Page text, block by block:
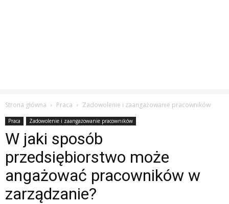
Strona główna Praca Zadowolenie i zaangażowanie pracowników
Praca Zadowolenie i zaangażowanie pracowników
W jaki sposób
przedsiębiorstwo może
angażować pracowników w
zarządzanie?